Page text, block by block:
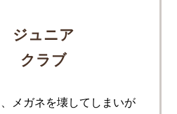
ジュニア
クラブ
メガネを壊してしまいが